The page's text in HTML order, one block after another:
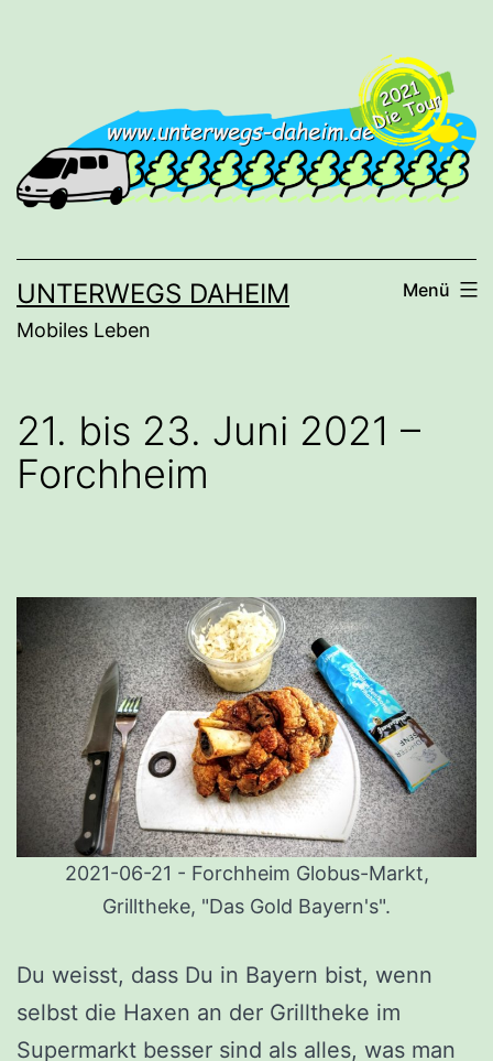
UNTERWEGS DAHEIM
Mobiles Leben
Menü
21. bis 23. Juni 2021 –
Forchheim
2021-06-21 - Forchheim Globus-Markt,
Grilltheke, "Das Gold Bayern's".
Du weisst, dass Du in Bayern bist, wenn
selbst die Haxen an der Grilltheke im
Supermarkt besser sind als alles, was man